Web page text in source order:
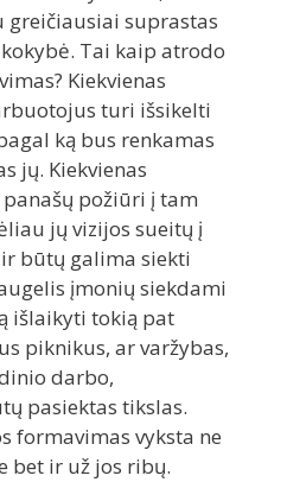
suprastas
Tai kaip atrodo
Kiekvienas
turi išsikelti
ką bus renkamas
jų. Kiekvienas
požiūri į tam
jų vizijos sueitų į
būtų galima siekti
įmonių siekdami
išlaikyti tokią pat
piknikus, ar varžybas,
darbo,
pasiektas tikslas.
formavimas vyksta ne
bet ir už jos ribų.